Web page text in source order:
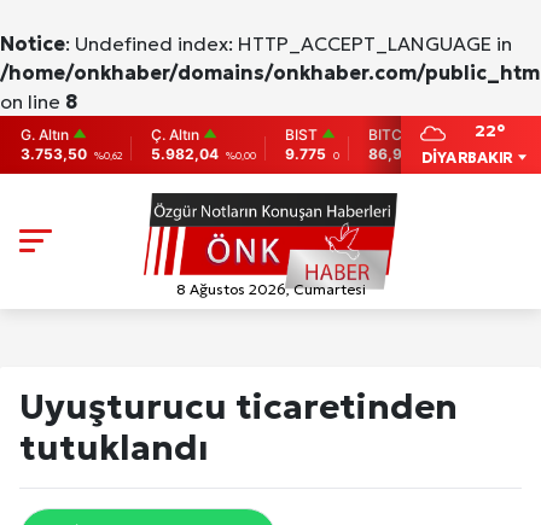
Notice: Undefined index: HTTP_ACCEPT_LANGUAGE in
/home/onkhaber/domains/onkhaber.com/
on line 8
%0,62
Ç. Altın
5.982,04 %0,00
BIST
9.775
0
BITCOIN
86,956.742
-0.31
2,007.26
DİYARBAKIR
22°
8 Ağustos 2026, Cumartesi
Uyuşturucu ticaretinden
tutuklandı